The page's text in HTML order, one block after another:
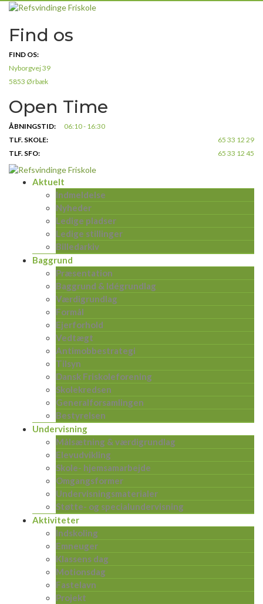
Skip
content
Find os
FIND OS:
Nyborgvej 39
5853 Ørbæk
Open Time
ÅBNINGSTID:
06:10 - 16:30
TLF. SKOLE:
65 33 12 29
TLF. SFO:
65 33 12 45
Aktuelt
Indmeldelse
Nyheder
Ledige pladser
Ledige stillinger
Billedarkiv
Baggrund
Præsentation
Baggrund & Idégrundlag
Værdigrundlag
Formål
Ejerforhold
Vedtægt
Antimobbestrategi
Tilsyn
Dansk Friskoleforening
Skolekredsen
Generalforsamlingen
Bestyrelsen
Undervisning
Målsætning & værdigrundlag
Elevudvikling
Skole- hjemsamarbejde
Omgangsformer
Undervisningsmaterialer
Støtte- og specialundervisning
Aktiviteter
Indskoling
Emneuger
Klassens dag
Motionsdag
Fastelavn
Projekt